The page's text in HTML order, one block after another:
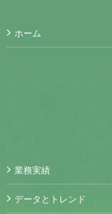
ホーム
業務実績
データとトレンド